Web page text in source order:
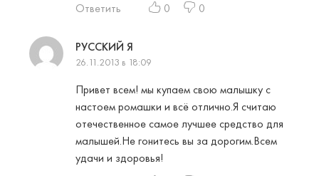
Ответить
0 0
РУССКИЙ Я
26.11.2013 в 18:09
Привет всем! мы купаем свою малышку с
настоем ромашки и всё отлично.Я считаю
отечественное самое лучшее средство для
малышей.Не гонитесь вы за дорогим.Всем
удачи и здоровья!